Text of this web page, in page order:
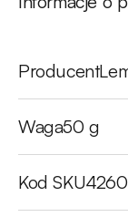
Producent
Waga50 g
Kod SKU